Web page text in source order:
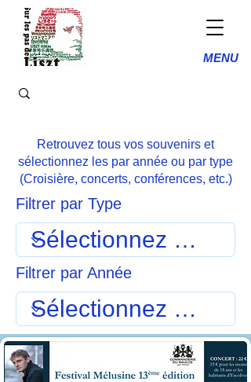
MENU
Retrouvez tous vos souvenirs et
sélectionnez les par année ou par type
(Croisière, concerts, conférences, etc.)
Filtrer par Type
Filtrer par Année